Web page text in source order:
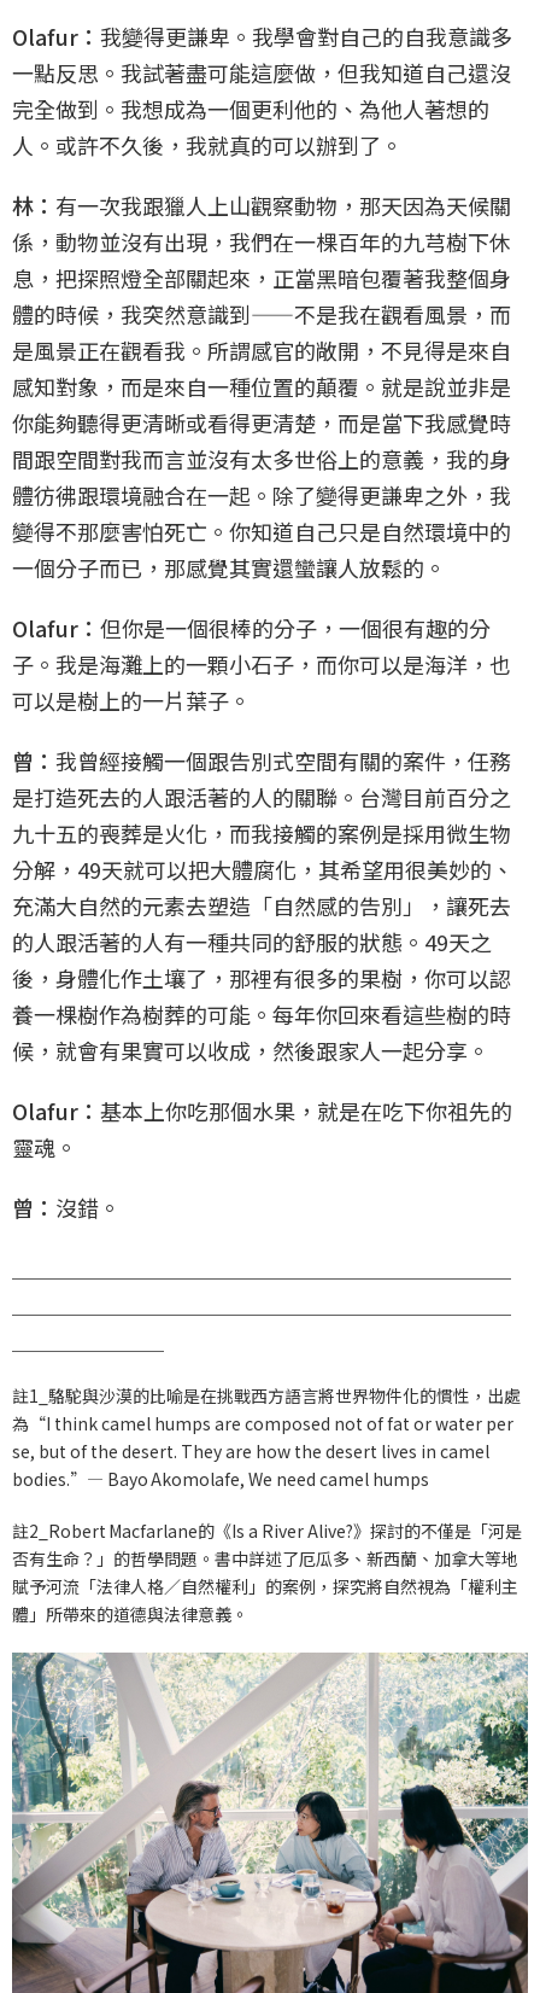
Olafur： 我變得更謙卑。我學會對自己的自我意識多
一點反思。我試著盡可能這麼做，但我知道自己還沒
完全做到。我想成為一個更利他的、為他人著想的
人。或許不久後，我就真的可以辦到了。
林： 有一次我跟獵人上山觀察動物，那天因為天候關
係，動物並沒有出現，我們在一棵百年的九芎樹下休
息，把探照燈全部關起來，正當黑暗包覆著我整個身
體的時候，我突然意識到——不是我在觀看風景，而
是風景正在觀看我。所謂感官的敞開，不見得是來自
感知對象，而是來自一種位置的顛覆。就是說並非是
你能夠聽得更清晰或看得更清楚，而是當下我感覺時
間跟空間對我而言並沒有太多世俗上的意義，我的身
體彷彿跟環境融合在一起。除了變得更謙卑之外，我
變得不那麼害怕死亡。你知道自己只是自然環境中的
一個分子而已，那感覺其實還蠻讓人放鬆的。
Olafur： 但你是一個很棒的分子，一個很有趣的分
子。我是海灘上的一顆小石子，而你可以是海洋，也
可以是樹上的一片葉子。
曾： 我曾經接觸一個跟告別式空間有關的案件，任務
是打造死去的人跟活著的人的關聯。台灣目前百分之
九十五的喪葬是火化，而我接觸的案例是採用微生物
分解，49天就可以把大體腐化，其希望用很美妙的、
充滿大自然的元素去塑造「自然感的告別」，讓死去
的人跟活著的人有一種共同的舒服的狀態。49天之
後，身體化作土壤了，那裡有很多的果樹，你可以認
養一棵樹作為樹葬的可能。每年你回來看這些樹的時
候，就會有果實可以收成，然後跟家人一起分享。
Olafur： 基本上你吃那個水果，就是在吃下你祖先的
靈魂。
曾： 沒錯。
註1_駱駝與沙漠的比喻是在挑戰西方語言將世界物件化的慣性，出處
為“I think camel humps are composed not of fat or water per
se, but of the desert. They are how the desert lives in camel
bodies.”— Bayo Akomolafe, We need camel humps
註2_Robert Macfarlane的《Is a River Alive?》探討的不僅是「河是
否有生命？」的哲學問題。書中詳述了厄瓜多、新西蘭、加拿大等地
賦予河流「法律人格／自然權利」的案例，探究將自然視為「權利主
體」所帶來的道德與法律意義。